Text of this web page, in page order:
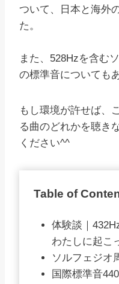
ついて、日本と海外
た。
また、528Hzを含む
の標準音についても
もし環境が許せば、
る曲のどれかを聴き
ください^^
Table of
体験談｜
わたしに起こ
ソルフェジオ
国際標準音